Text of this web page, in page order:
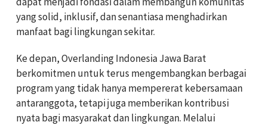
yang solid, inklusif, dan senantiasa menghadirkan
manfaat bagi lingkungan sekitar.
Ke depan, Overlanding Indonesia Jawa Barat
berkomitmen untuk terus mengembangkan berbagai
program yang tidak hanya mempererat kebersamaan
antaranggota, tetapi juga memberikan kontribusi
nyata bagi masyarakat dan lingkungan. Melalui